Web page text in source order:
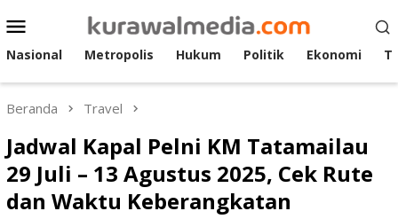
ke
konten
Menu
Mobile
Nasional Metropolis Hukum Politik Ekonomi
Beranda Travel
Jadwal Kapal Pelni KM Tatamailau
29 Juli – 13 Agustus 2025, Cek Rute
dan Waktu Keberangkatan